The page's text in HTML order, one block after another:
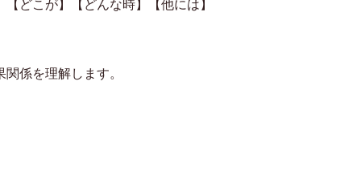
どこが】【どんな時】【他には】
係を理解します。